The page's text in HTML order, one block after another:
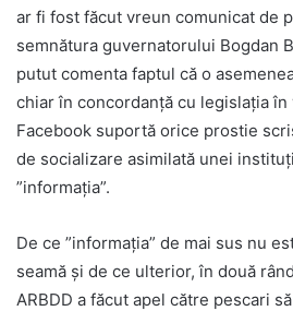
ar fi fost făcut vreun comunicat de
semnătura guvernatorului Bogdan
putut comenta faptul că o
chiar în concordanță cu legislația în
Facebook suportă orice prostie
de socializare asimilată unei
”informația”.
De ce ”informația” de mai sus nu
seamă și de ce ulterior, în două
ARBDD a făcut apel către pescari